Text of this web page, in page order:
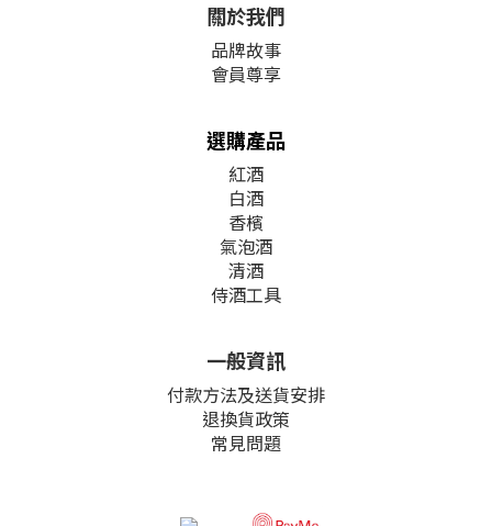
關於我們
品牌故事
會員尊享
選購產品
紅酒
白酒
香檳
氣泡酒
清酒
侍酒工具
一般資訊
付款方法及送貨安排
退換貨政策
常見問題